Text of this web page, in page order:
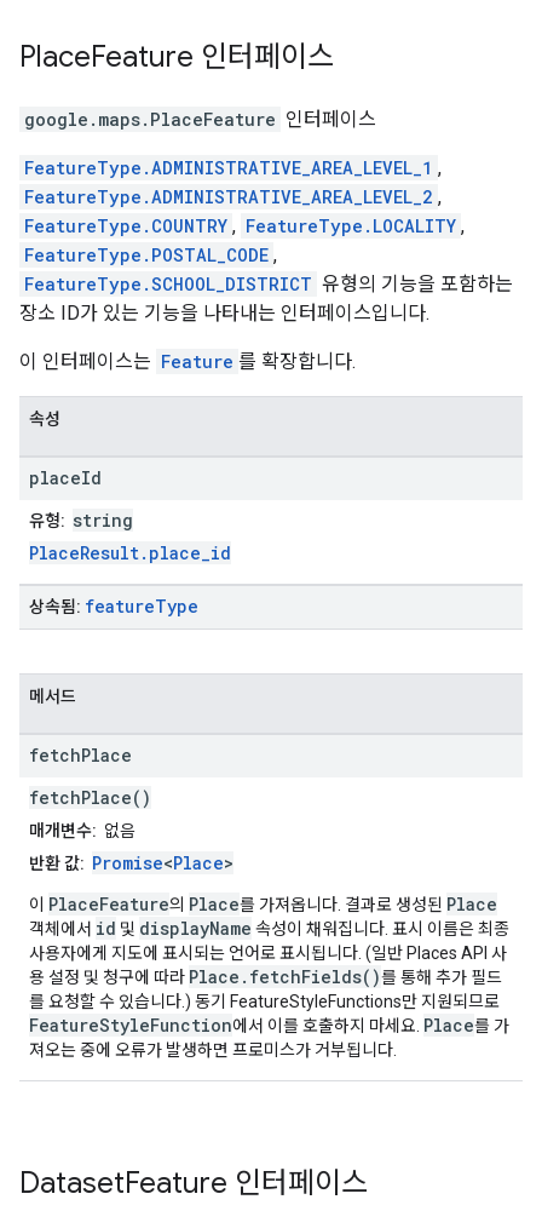
PlaceFeature 인터페이스
google.maps. PlaceFeature 인터페이스
FeatureType.ADMINISTRATIVE_AREA_LEVEL_1 ,
FeatureType.ADMINISTRATIVE_AREA_LEVEL_2 ,
FeatureType.COUNTRY , FeatureType.LOCALITY ,
FeatureType.POSTAL_CODE ,
FeatureType.SCHOOL_DISTRICT 유형의 기능을 포함하는
장소 ID가 있는 기능을 나타내는 인터페이스입니다.
이 인터페이스는 Feature 를 확장합니다.
속성
placeId
유형: string
PlaceResult.place_id
상속됨: featureType
메서드
fetchPlace
fetchPlace()
매개변수: 없음
반환 값: Promise<Place>
이 PlaceFeature의 Place를 가져옵니다. 결과로 생성된 Place
객체에서 id 및 displayName 속성이 채워집니다. 표시 이름은 최종
사용자에게 지도에 표시되는 언어로 표시됩니다. (일반 Places API 사
용 설정 및 청구에 따라 Place.fetchFields()를 통해 추가 필드
를 요청할 수 있습니다.) 동기 FeatureStyleFunctions만 지원되므로
FeatureStyleFunction에서 이를 호출하지 마세요. Place를 가
져오는 중에 오류가 발생하면 프로미스가 거부됩니다.
DatasetFeature 인터페이스